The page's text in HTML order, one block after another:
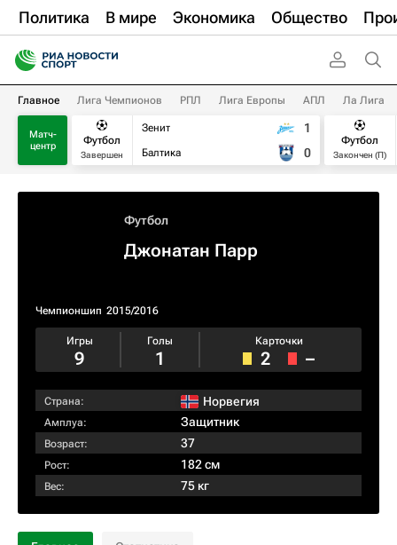
Политика В мире Экономика Общество
Главное Лига Чемпионов РПЛ Лига Европы АПЛ Ла Лига
Матч-
центр
Футбол
Завершен
Зенит
Балтика
1
0
Футбол
Закончен (П)
Футбол
Джонатан Парр
Чемпионшип 2015/2016
Игры
9
Голы
1
Карточки
2 –
Страна: Норвегия
Амплуа: Защитник
Возраст: 37
Рост: 182 см
Вес: 75 кг